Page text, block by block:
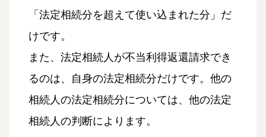
「法定相続分を超えて使い込まれた分」だ
けです。
また、法定相続人が不当利得返還請求でき
るのは、自身の法定相続分だけです。他の
相続人の法定相続分については、他の法定
相続人の判断によります。